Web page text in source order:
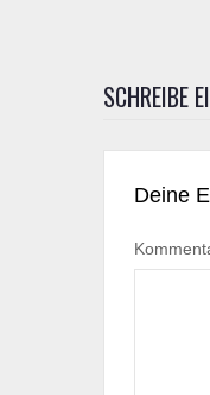
SCHREIBE
Deine